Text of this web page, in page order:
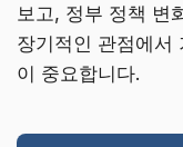
보고, 정부 정책 변
장기적인 관점에서
이 중요합니다.